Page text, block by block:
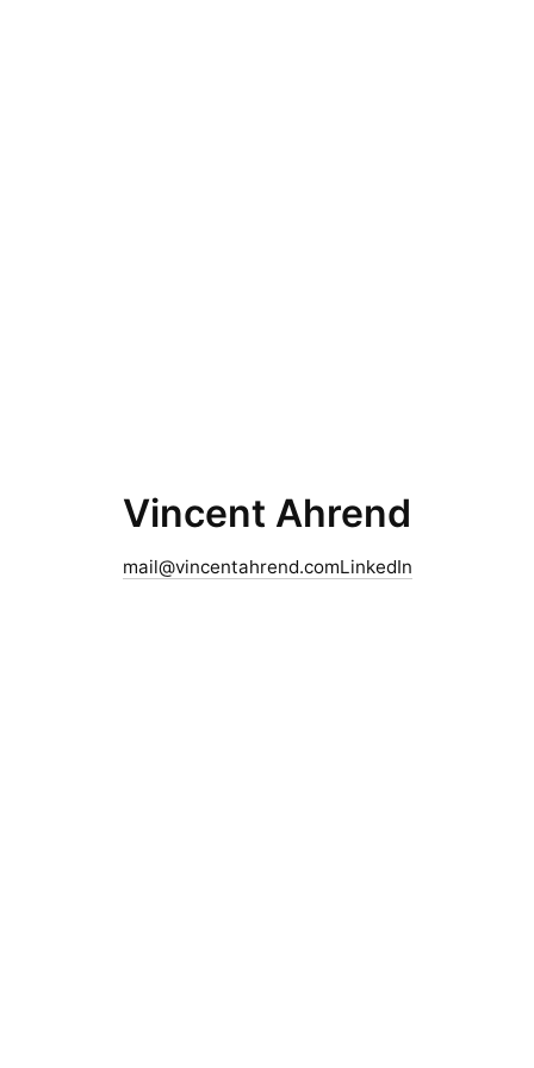
Vincent Ahrend
mail@vincentahrend.comLinkedIn